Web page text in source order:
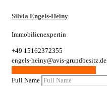
Silvia Engels-Heiny
Immobilienexpertin
+49 15162372355
engels-heiny@avis-grundbesitz.de
Full Name